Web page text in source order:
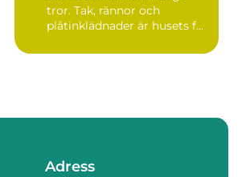
tror. Tak, rännor och
plåtinklädnader är husets f...
Adress